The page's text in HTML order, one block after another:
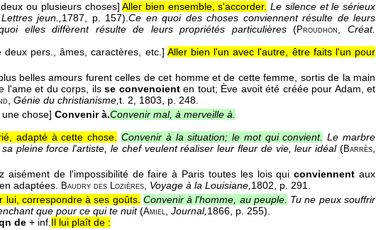
ou plusieurs choses] Aller bien ensemble, s'accorder. Le silence et le sérieux
Lettres jeun.,1787, p. 157).Ce en quoi des choses conviennent résulte de leurs
elles diffèrent résulte de leurs propriétés particulières(Proudhon,Créat.
deux pers., âmes, caractères, etc.] Aller bien l'un avec l'autre, être faits l'un pour
belles amours furent celles de cet homme et de cette femme, sortis de la main
l'ame et du corps, ils se convenoienten tout; Ève avoit été créée pour Adam, et
, Génie du christianisme,t. 2, 1803, p. 248.
chose] Convenir à.Convenir mal, à merveille à.
adapté à cette chose. Convenir à la situation; le mot qui convient. Le marbre
pleine force l'artiste, le chef veulent réaliser leur fleur de vie, leur idéal (Barrès,
aisément de l'impossibilité de faire à Paris toutes les lois quiconviennent aux
adaptées. Baudry des Lozières, Voyage à la Louisiane,1802, p. 291.
lui, correspondre à ses goûts. Convenir à l'homme, au peuple. Tu ne peux souffrir
que pour ce qui te nuit(Amiel, Journal,1866, p. 255).
de + inf.Il lui plaît de :